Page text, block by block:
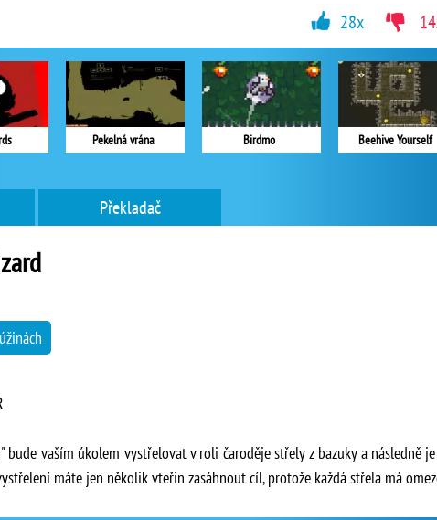
Pekelná vrána Birdmo Beehive Yourself
28x
Překladač
bude vaším úkolem vystřelovat v roli čaroděje střely z bazuky a následně
máte jen několik vteřin zasáhnout cíl, protože každá střela má